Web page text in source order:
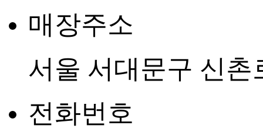
매장주소
서울 서대문구 신촌
전화번호